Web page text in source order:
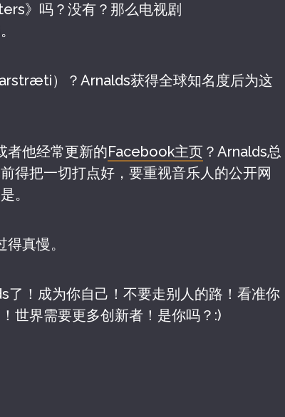
》吗？没有？那么电视剧
）？Arnalds获得全球知名度后为这
者他经常更新的Facebook主页 ？Arnalds总
得把一切打点好，要重视音乐人的公开网
。
真慢。
！成为你自己！不要走别人的路！看准你
世界需要更多创新者！是你吗？:)